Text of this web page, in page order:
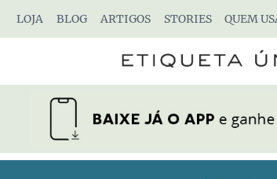
LOJA BLOG ARTIGOS STORIES QUEM